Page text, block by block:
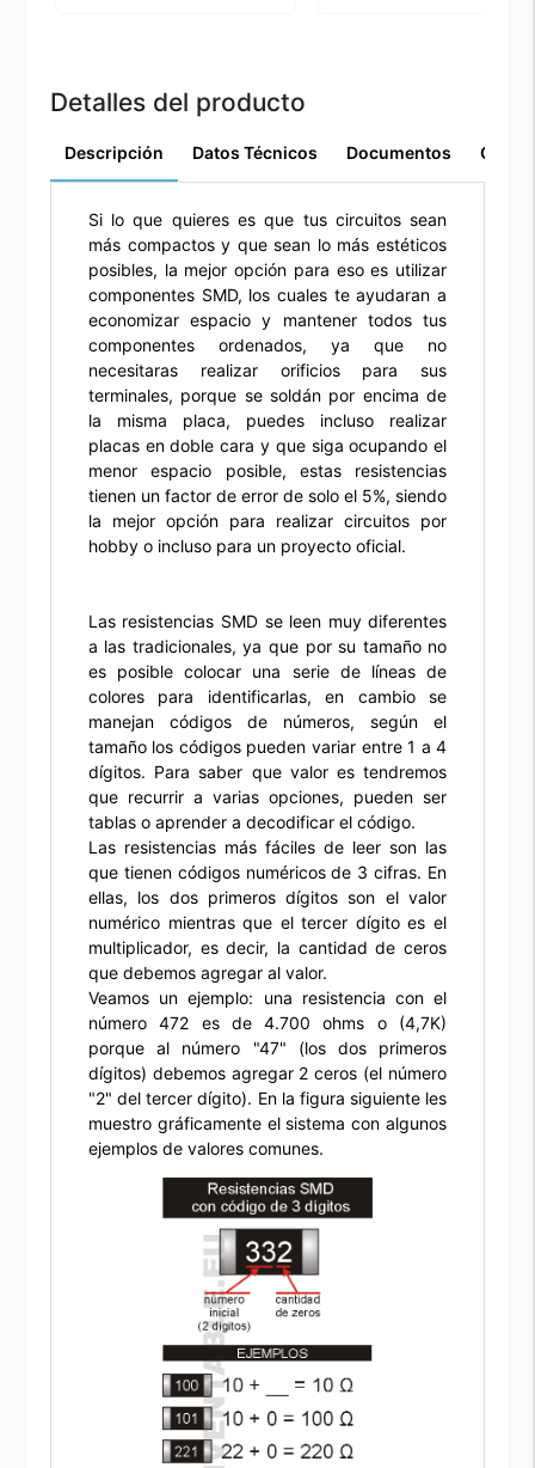
Detalles del producto
Descripción Datos Técnicos Documentos
Si lo que quieres es que tus circuitos sean
más compactos y que sean lo más estéticos
posibles, la mejor opción para eso es utilizar
componentes SMD, los cuales te ayudaran a
economizar espacio y mantener todos tus
componentes ordenados, ya que no
necesitaras realizar orificios para sus
terminales, porque se soldán por encima de
la misma placa, puedes incluso realizar
placas en doble cara y que siga ocupando el
menor espacio posible, estas resistencias
tienen un factor de error de solo el 5%, siendo
la mejor opción para realizar circuitos por
hobby o incluso para un proyecto oficial.
Las resistencias SMD se leen muy diferentes
a las tradicionales, ya que por su tamaño no
es posible colocar una serie de líneas de
colores para identificarlas, en cambio se
manejan códigos de números, según el
tamaño los códigos pueden variar entre 1 a 4
dígitos. Para saber que valor es tendremos
que recurrir a varias opciones, pueden ser
tablas o aprender a decodificar el código.
Las resistencias más fáciles de leer son las
que tienen códigos numéricos de 3 cifras. En
ellas, los dos primeros dígitos son el valor
numérico mientras que el tercer dígito es el
multiplicador, es decir, la cantidad de ceros
que debemos agregar al valor.
Veamos un ejemplo: una resistencia con el
número 472 es de 4.700 ohms o (4,7K)
porque al número "47" (los dos primeros
dígitos) debemos agregar 2 ceros (el número
"2" del tercer dígito). En la figura siguiente les
muestro gráficamente el sistema con algunos
ejemplos de valores comunes.